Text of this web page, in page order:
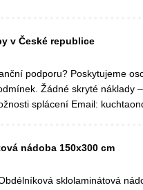
v České republice
podporu? Poskytujeme
Žádné skryté náklady
splácení Email:
nádoba 150x300 cm
sklolaminátová